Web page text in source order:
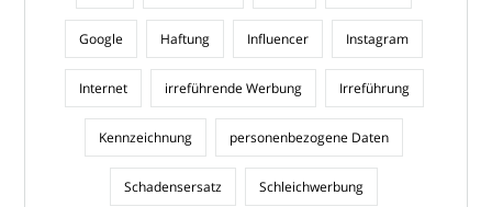
Google Haftung Influencer Instagram
Internet irreführende Werbung Irreführung
Kennzeichnung personenbezogene Daten
Schadensersatz Schleichwerbung